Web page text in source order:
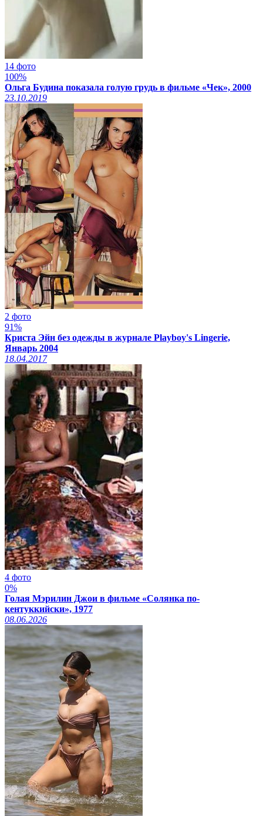
14 фото
100%
Ольга Будина показала голую грудь в фильме «Чек», 2000
23.10.2019
2 фото
91%
Криста Эйн без одежды в журнале Playboy's Lingerie,
Январь 2004
18.04.2017
4 фото
0%
Голая Мэрилин Джои в фильме «Солянка по-
кентуккийски», 1977
08.06.2026